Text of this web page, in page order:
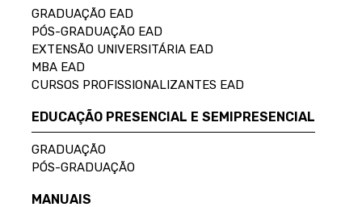
GRADUAÇÃO EAD
PÓS-GRADUAÇÃO EAD
EXTENSÃO UNIVERSITÁRIA EAD
MBA EAD
CURSOS PROFISSIONALIZANTES EAD
EDUCAÇÃO PRESENCIAL E SEMIPRESENCIAL
GRADUAÇÃO
PÓS-GRADUAÇÃO
MANUAIS